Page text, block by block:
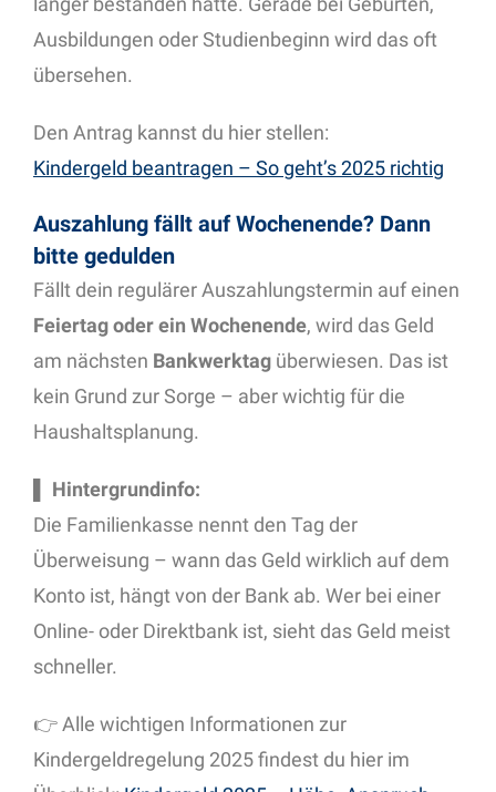
Ausbildungen oder Studienbeginn wird das oft
übersehen.
Den Antrag kannst du hier stellen:
Kindergeld beantragen – So geht’s 2025 richtig
Auszahlung fällt auf Wochenende? Dann
bitte gedulden
Fällt dein regulärer Auszahlungstermin auf einen
Feiertag oder ein Wochenende, wird das Geld
am nächsten Bankwerktag überwiesen. Das ist
kein Grund zur Sorge – aber wichtig für die
Haushaltsplanung.
Hintergrundinfo:
Die Familienkasse nennt den Tag der
Überweisung – wann das Geld wirklich auf dem
Konto ist, hängt von der Bank ab. Wer bei einer
Online- oder Direktbank ist, sieht das Geld meist
schneller.
👉 Alle wichtigen Informationen zur
Kindergeldregelung 2025 findest du hier im